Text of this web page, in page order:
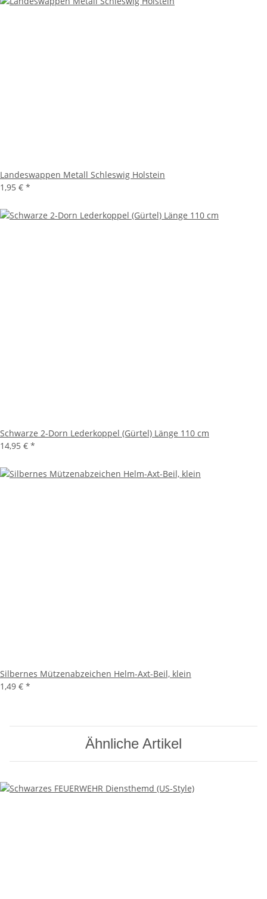
Landeswappen Metall Schleswig Holstein
1,95 € *
Schwarze 2-Dorn Lederkoppel (Gürtel) Länge 110 cm
14,95 € *
Silbernes Mützenabzeichen Helm-Axt-Beil, klein
1,49 € *
Ähnliche Artikel